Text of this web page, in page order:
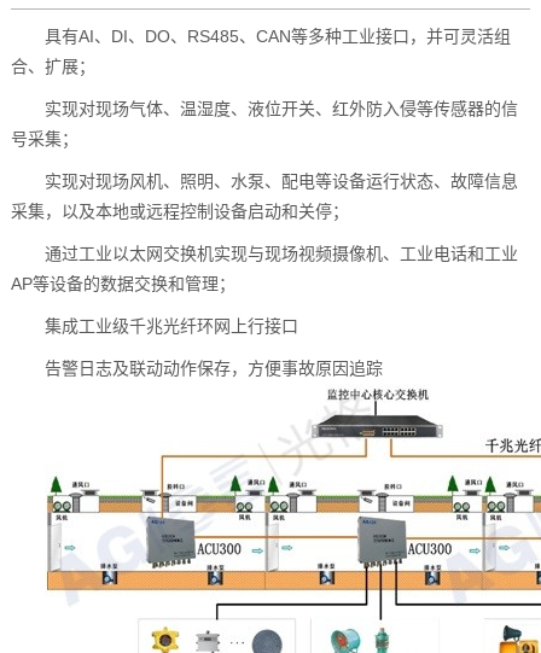
具有AI、DI、DO、RS485、CAN等多种工业接口，并可灵活组
合、扩展；
实现对现场气体、温湿度、液位开关、红外防入侵等传感器的信
号采集；
实现对现场风机、照明、水泵、配电等设备运行状态、故障信息
采集，以及本地或远程控制设备启动和关停；
通过工业以太网交换机实现与现场视频摄像机、工业电话和工业
AP等设备的数据交换和管理；
集成工业级千兆光纤环网上行接口
告警日志及联动动作保存，方便事故原因追踪